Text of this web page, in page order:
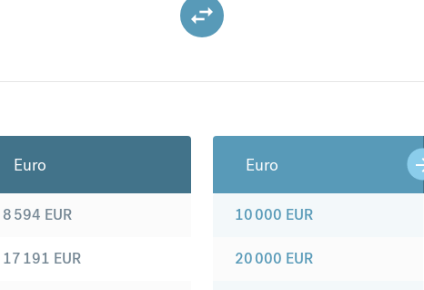
Euro
8 594 EUR
17 191 EUR
Euro
10 000 EUR
20 000 EUR